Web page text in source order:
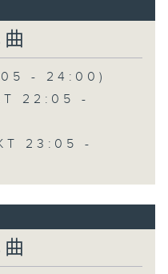
- 24:00)
22:05 -
23:05 -